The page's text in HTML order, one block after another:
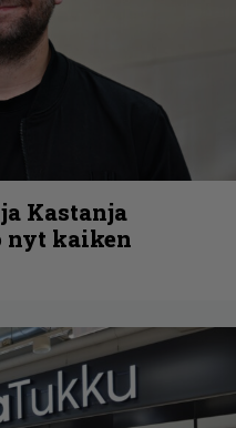
Kastanja
nyt kaiken